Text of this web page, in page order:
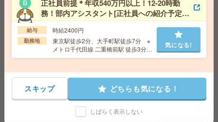
<経験不問！>電話対応なし！IT商社で受発注業務@大井
町すぐ＊50代活躍中[派遣]
給 与 時給1750円＋交
交通費支給あり
勤務地 JR京浜東北線 大井町駅 5分
気になる!
【好条件で働こう！】週1～×スキル不要！人気通販サイ
トのデータ入力＠五反田[派遣]
時給1800円～時給2500円
正社員前提＊年収540万円以上！12-20時勤
務！部内アシスタント[正社員への紹介予定派
遣]
給与 時給2400円
勤務地
東京駅徒歩2分、大手町駅徒歩7分 ※
メトロ千代田線 二重橋前駅 徒歩3分！
東京駅直結のオフィス！
気になる!
スキップ どちらも気になる！
しばらく表示しない